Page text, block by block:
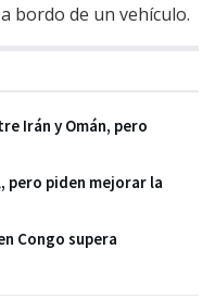
bordo de un vehículo.
Irán y Omán, pero
pero piden mejorar la
Congo supera